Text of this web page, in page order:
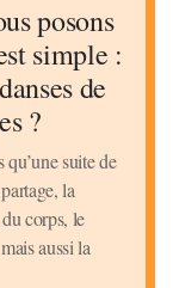
posons
simple :
de
?
suite de
la
corps, le
aussi la